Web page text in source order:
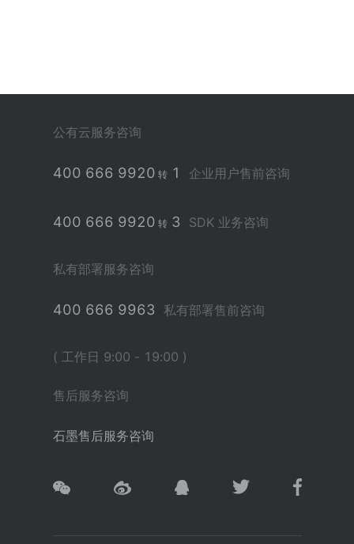
公有云服务咨询
400 666 9920 转1 企业用户售前咨询
400 666 9920 转3 SDK 业务咨询
私有部署服务咨询
400 666 9963 私有部署售前咨询
( 工作日 9:00 - 19:00 )
售后服务咨询
石墨售后服务咨询